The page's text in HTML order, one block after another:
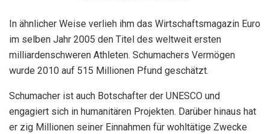
In ähnlicher Weise verlieh ihm das Wirtschaftsmagazin Euro
im selben Jahr 2005 den Titel des weltweit ersten
milliardenschweren Athleten. Schumachers Vermögen
wurde 2010 auf 515 Millionen Pfund geschätzt.
Schumacher ist auch Botschafter der UNESCO und
engagiert sich in humanitären Projekten. Darüber hinaus hat
er zig Millionen seiner Einnahmen für wohltätige Zwecke